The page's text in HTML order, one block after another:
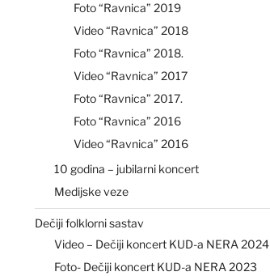
Foto “Ravnica” 2019
Video “Ravnica” 2018
Foto “Ravnica” 2018.
Video “Ravnica” 2017
Foto “Ravnica” 2017.
Foto “Ravnica” 2016
Video “Ravnica” 2016
10 godina – jubilarni koncert
Medijske veze
Dečiji folklorni sastav
Video – Dečiji koncert KUD-a NERA 2024
Foto- Dečiji koncert KUD-a NERA 2023